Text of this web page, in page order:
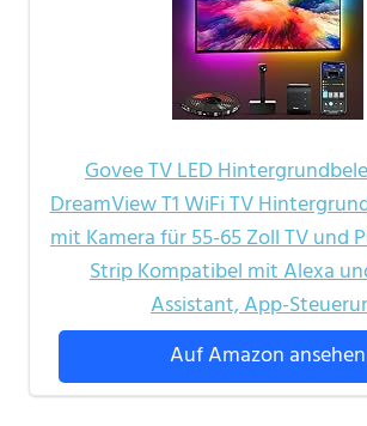
Govee TV LED
DreamView T1 WiFi TV
mit Kamera für 55-65 Zoll TV und
Strip Kompatibel mit Alexa
Assistant, App-
Auf Amazon ansehen